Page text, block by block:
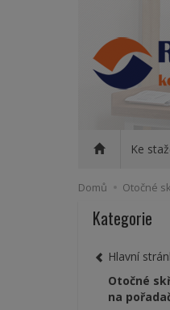
Ke
Domů Otočné
Kategorie
Hlavní
Otočné
na